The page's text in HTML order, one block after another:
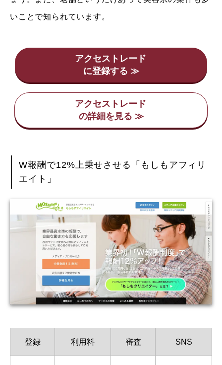
いことで知られています。
アクセストレード
アクセストレード
W報酬で12%上乗せさせる「もしもアフィリ
エイト」
登録 利用料 審査 SNS